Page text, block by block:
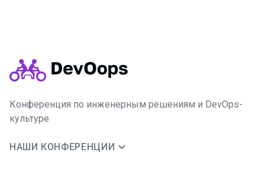
Конференция по инженерным решениям и DevOps-
культуре
НАШИ КОНФЕРЕНЦИИ